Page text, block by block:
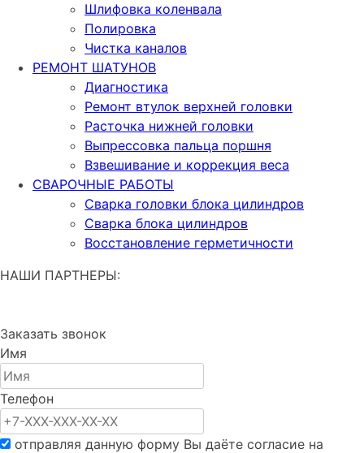
Шлифовка коленвала
Полировка
Чистка каналов
РЕМОНТ ШАТУНОВ
Диагностика
Ремонт втулок верхней головки
Расточка нижней головки
Выпрессовка пальца поршня
Взвешивание и коррекция веса
СВАРОЧНЫЕ РАБОТЫ
Сварка головки блока цилиндров
Сварка блока цилиндров
Восстановление герметичности
НАШИ ПАРТНЕРЫ:
Заказать звонок
Имя
Телефон
отправляя данную форму Вы даёте согласие на